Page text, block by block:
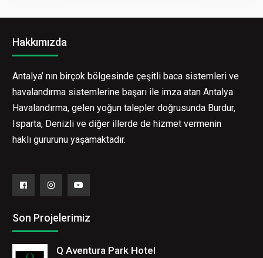
Hakkımızda
Antalya’ nın birçok bölgesinde çeşitli baca sistemleri ve
havalandırma sistemlerine başarı ile imza atan Antalya
Havalandırma, gelen yoğun talepler doğrusunda Burdur,
Isparta, Denizli ve diğer illerde de hizmet vermenin
haklı gururunu yaşamaktadır.
Son Projelerimiz
Q Aventura Park Hotel